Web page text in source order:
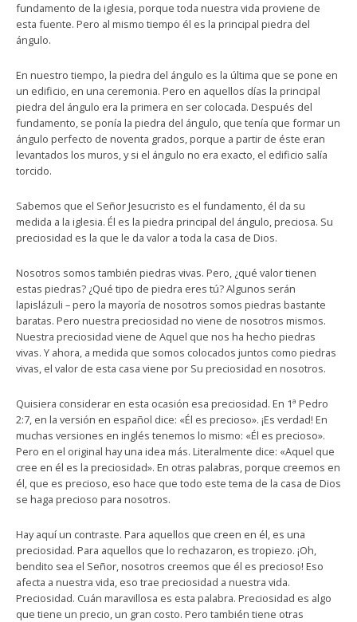
fundamento de la iglesia, porque toda nuestra vida proviene de
esta fuente. Pero al mismo tiempo él es la principal piedra del
ángulo.
En nuestro tiempo, la piedra del ángulo es la última que se pone en
un edificio, en una ceremonia. Pero en aquellos días la principal
piedra del ángulo era la primera en ser colocada. Después del
fundamento, se ponía la piedra del ángulo, que tenía que formar un
ángulo perfecto de noventa grados, porque a partir de éste eran
levantados los muros, y si el ángulo no era exacto, el edificio salía
torcido.
Sabemos que el Señor Jesucristo es el fundamento, él da su
medida a la iglesia. Él es la piedra principal del ángulo, preciosa. Su
preciosidad es la que le da valor a toda la casa de Dios.
Nosotros somos también piedras vivas. Pero, ¿qué valor tienen
estas piedras? ¿Qué tipo de piedra eres tú? Algunos serán
lapislázuli – pero la mayoría de nosotros somos piedras bastante
baratas. Pero nuestra preciosidad no viene de nosotros mismos.
Nuestra preciosidad viene de Aquel que nos ha hecho piedras
vivas. Y ahora, a medida que somos colocados juntos como piedras
vivas, el valor de esta casa viene por Su preciosidad en nosotros.
Quisiera considerar en esta ocasión esa preciosidad. En 1ª Pedro
2:7, en la versión en español dice: «Él es precioso». ¡Es verdad! En
muchas versiones en inglés tenemos lo mismo: «Él es precioso».
Pero en el original hay una idea más. Literalmente dice: «Aquel que
cree en él es la preciosidad». En otras palabras, porque creemos en
él, que es precioso, eso hace que todo este tema de la casa de Dios
se haga precioso para nosotros.
Hay aquí un contraste. Para aquellos que creen en él, es una
preciosidad. Para aquellos que lo rechazaron, es tropiezo. ¡Oh,
bendito sea el Señor, nosotros creemos que él es precioso! Eso
afecta a nuestra vida, eso trae preciosidad a nuestra vida.
Preciosidad. Cuán maravillosa es esta palabra. Preciosidad es algo
que tiene un precio, un gran costo. Pero también tiene otras